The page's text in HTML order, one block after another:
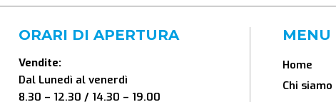
ORARI DI APERTURA
Vendite:
Dal Lunedì al venerdì
8.30 – 12.30 / 14.30 – 19.00
MENU
Home
Chi siamo